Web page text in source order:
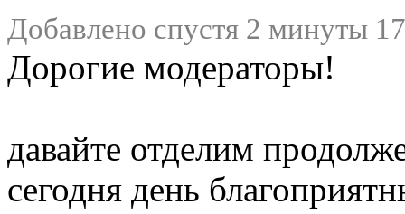
Добавлено спустя 2 минуты
Дорогие модераторы!
давайте отделим
сегодня день